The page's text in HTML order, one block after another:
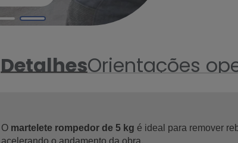
DetalhesOrientações
O martelete rompedor de 5 kg é ideal para remover